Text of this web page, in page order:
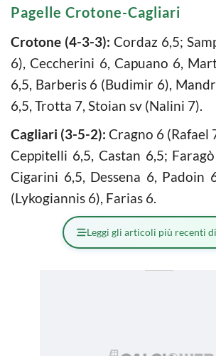
Pagelle Crotone-Cagliari
Crotone (4-3-3): Cordaz 6,5;
6), Ceccherini 6, Capuano 6,
6,5, Barberis 6 (Budimir 6),
6,5, Trotta 7, Stoian sv (Nalini 7).
Cagliari (3-5-2): Cragno 6 (Rafael
Ceppitelli 6,5, Castan 6,5;
Cigarini 6,5, Dessena 6, Padoin
(Lykogiannis 6), Farias 6.
Leggi gli articoli più recenti di